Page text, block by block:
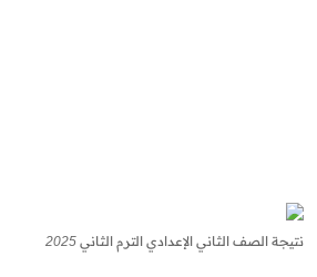
نتيجة الصف الثاني الإعدادي الترم الثاني 2025